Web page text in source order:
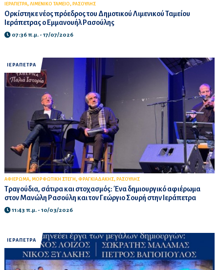
ΙΕΡΑΠΕΤΡΑ, ΛΙΜΕΝΙΚΟ ΤΑΜΕΙΟ, ΡΑΣΟΥΛΗΣ
Ορκίστηκε νέος πρόεδρος του Δημοτικού Λιμενικού Ταμείου
Ιεράπετρας ο Εμμανουήλ Ρασούλης
07:36 π.μ. - 17/07/2026
ΙΕΡΑΠΕΤΡΑ
ΑΦΙΕΡΩΜΑ, ΜΟΡΦΩΤΙΚΗ ΣΤΕΓΗ , ΦΡΑΓΚΙΑΔΑΚΗΣ, ΡΑΣΟΥΛΗΣ
Τραγούδια, σάτιρα και στοχασμός: Ένα δημιουργικό αφιέρωμα
στον Μανώλη Ρασούλη και τον Γεώργιο Σουρή στην Ιεράπετρα
11:43 π.μ. - 10/03/2026
ΙΕΡΑΠΕΤΡΑ